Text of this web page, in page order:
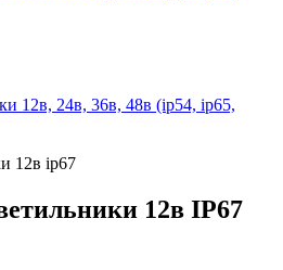
12в, 24в, 36в, 48в (ip54, ip65,
12в ip67
12в IP67